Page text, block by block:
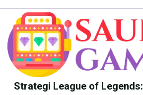
content
Strategi League of